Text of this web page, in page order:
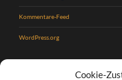
Cookie-
Kommentare-Feed
WordPress.org